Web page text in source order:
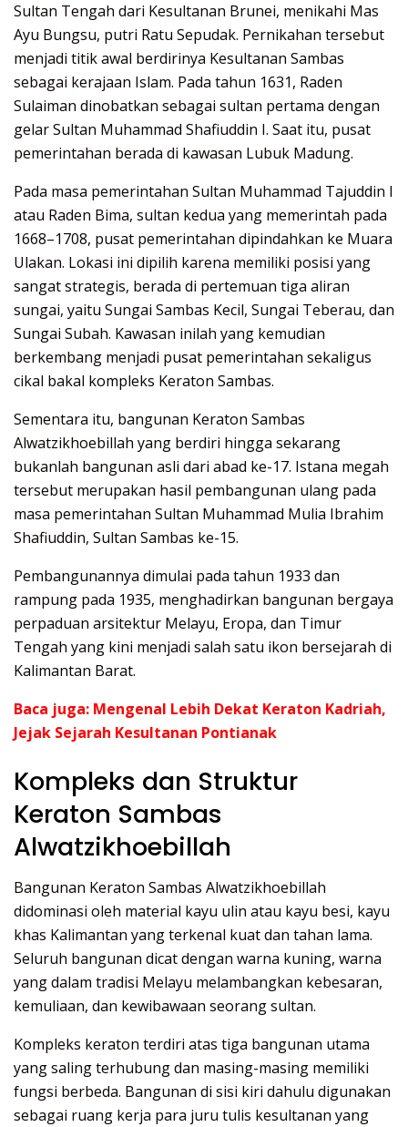
Sultan Tengah dari Kesultanan Brunei, menikahi Mas
Ayu Bungsu, putri Ratu Sepudak. Pernikahan tersebut
menjadi titik awal berdirinya Kesultanan Sambas
sebagai kerajaan Islam. Pada tahun 1631, Raden
Sulaiman dinobatkan sebagai sultan pertama dengan
gelar Sultan Muhammad Shafiuddin I. Saat itu, pusat
pemerintahan berada di kawasan Lubuk Madung.
Pada masa pemerintahan Sultan Muhammad Tajuddin I
atau Raden Bima, sultan kedua yang memerintah pada
1668–1708, pusat pemerintahan dipindahkan ke Muara
Ulakan. Lokasi ini dipilih karena memiliki posisi yang
sangat strategis, berada di pertemuan tiga aliran
sungai, yaitu Sungai Sambas Kecil, Sungai Teberau, dan
Sungai Subah. Kawasan inilah yang kemudian
berkembang menjadi pusat pemerintahan sekaligus
cikal bakal kompleks Keraton Sambas.
Sementara itu, bangunan Keraton Sambas
Alwatzikhoebillah yang berdiri hingga sekarang
bukanlah bangunan asli dari abad ke-17. Istana megah
tersebut merupakan hasil pembangunan ulang pada
masa pemerintahan Sultan Muhammad Mulia Ibrahim
Shafiuddin, Sultan Sambas ke-15.
Pembangunannya dimulai pada tahun 1933 dan
rampung pada 1935, menghadirkan bangunan bergaya
perpaduan arsitektur Melayu, Eropa, dan Timur
Tengah yang kini menjadi salah satu ikon bersejarah di
Kalimantan Barat.
Baca juga: Mengenal Lebih Dekat Keraton Kadriah,
Jejak Sejarah Kesultanan Pontianak
Kompleks dan Struktur
Keraton Sambas
Alwatzikhoebillah
Bangunan Keraton Sambas Alwatzikhoebillah
didominasi oleh material kayu ulin atau kayu besi, kayu
khas Kalimantan yang terkenal kuat dan tahan lama.
Seluruh bangunan dicat dengan warna kuning, warna
yang dalam tradisi Melayu melambangkan kebesaran,
kemuliaan, dan kewibawaan seorang sultan.
Kompleks keraton terdiri atas tiga bangunan utama
yang saling terhubung dan masing-masing memiliki
fungsi berbeda. Bangunan di sisi kiri dahulu digunakan
sebagai ruang kerja para juru tulis kesultanan yang